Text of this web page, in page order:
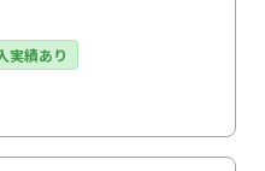
メント機能、売上や営業
などの連絡ツールや
ど、多くのクラウドツ
織全体のナレッジ共有が
実績あり